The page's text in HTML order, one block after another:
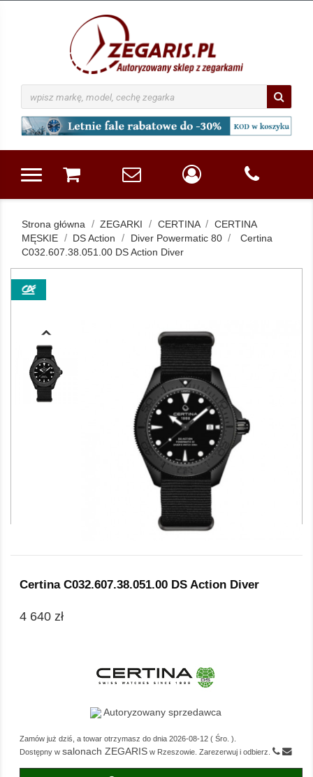
Strona główna ZEGARKI CERTINA
CERTINA
MĘSKIE
DS Action Diver Powermatic 80
Certina
C032.607.38.051.00 DS Action Diver
Certina C032.607.38.051.00 DS Action Diver
4 640 zł
Autoryzowany sprzedawca
Zamów już dziś, a towar otrzymasz do dnia 2026-08-12 (Śro. ).
Dostępny w salonach ZEGARISw Rzeszowie. Zarezerwuj i odbierz.